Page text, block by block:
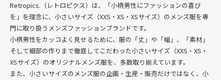
Retropics.（レトロピクス）は、「小柄男性にファッションの喜び
を」を理念に、 小さいサイズ（XXS・XS・XSサイズ）のメンズ服を専
門に取り扱うメンズファッションブランドです。
小柄男性をカッコよく見せるために、服の「丈」や「幅」、「素材」
そして細部の作りまで徹底してこだわった小さいサイズ（XXS・XS・
XSサイズ）のオリジナルメンズ服を、多数取り揃えています。
また、小さいサイズのメンズ服の企画・生産・販売だけではなく、小